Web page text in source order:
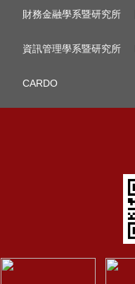
財務金融學系暨研究所
資訊管理學系暨研究所
CARDO